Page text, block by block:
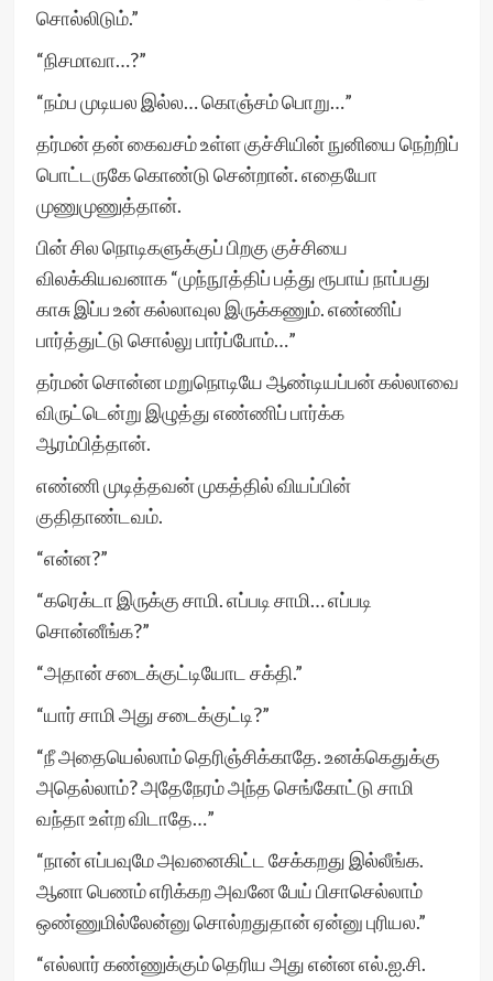
சொல்லிடும்.”
“நிசமாவா…?”
“நம்ப முடியல இல்ல… கொஞ்சம் பொறு…”
தர்மன் தன் கைவசம் உள்ள குச்சியின் நுனியை நெற்றிப்
பொட்டருகே கொண்டு சென்றான். எதையோ
முணுமுணுத்தான்.
பின் சில நொடிகளுக்குப் பிறகு குச்சியை
விலக்கியவனாக “முந்நூத்திப் பத்து ரூபாய் நாப்பது
காசு இப்ப உன் கல்லாவுல இருக்கணும். எண்ணிப்
பார்த்துட்டு சொல்லு பார்ப்போம்…”
தர்மன் சொன்ன மறுநொடியே ஆண்டியப்பன் கல்லாவை
விருட்டென்று இழுத்து எண்ணிப் பார்க்க
ஆரம்பித்தான்.
எண்ணி முடித்தவன் முகத்தில் வியப்பின்
குதிதாண்டவம்.
“என்ன?”
“கரெக்டா இருக்கு சாமி. எப்படி சாமி… எப்படி
சொன்னீங்க?”
“அதான் சடைக்குட்டியோட சக்தி.”
“யார் சாமி அது சடைக்குட்டி?”
“நீ அதையெல்லாம் தெரிஞ்சிக்காதே. உனக்கெதுக்கு
அதெல்லாம்? அதேநேரம் அந்த செங்கோட்டு சாமி
வந்தா உள்ற விடாதே…”
“நான் எப்பவுமே அவனைகிட்ட சேக்கறது இல்லீங்க.
ஆனா பெணம் எரிக்கற அவனே பேய் பிசாசெல்லாம்
ஒண்ணுமில்லேன்னு சொல்றதுதான் ஏன்னு புரியல.”
“எல்லார் கண்ணுக்கும் தெரிய அது என்ன எல்.ஐ.சி.